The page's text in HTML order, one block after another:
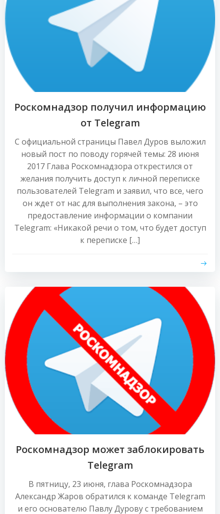
Роскомнадзор получил информацию
от Telegram
С официальной страницы Павел Дуров выложил
новый пост по поводу горячей темы: 28 июня
2017 Глава Роскомнадзора открестился от
желания получить доступ к личной переписке
пользователей Telegram и заявил, что все, чего
он ждет от нас для выполнения закона, – это
предоставление информации о компании
Telegram: «Никакой речи о том, что будет доступ
к переписке […]
Роскомнадзор может заблокировать
Telegram
В пятницу, 23 июня, глава Роскомнадзора
Александр Жаров обратился к команде Telegram
и его основателю Павлу Дурову с требованием